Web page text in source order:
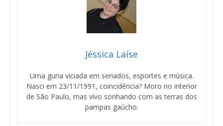
Jéssica Laíse
Uma guria viciada em seriados, esportes e música.
Nasci em 23/11/1991, coincidência? Moro no interior
de São Paulo, mas vivo sonhando com as terras dos
pampas gaúcho.